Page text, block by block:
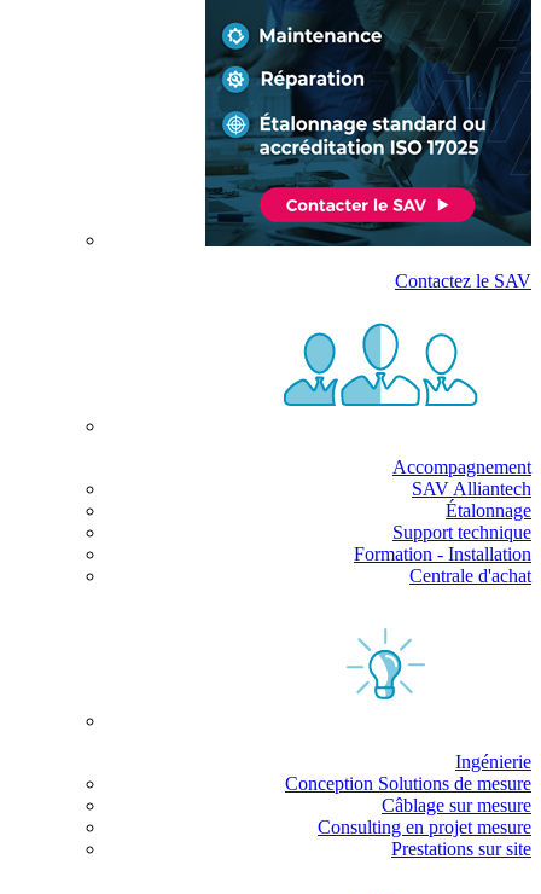
Contactez le SAV
Accompagnement
SAV Alliantech
Étalonnage
Support technique
Formation - Installation
Centrale d'achat
Ingénierie
Conception Solutions de mesure
Câblage sur mesure
Consulting en projet mesure
Prestations sur site